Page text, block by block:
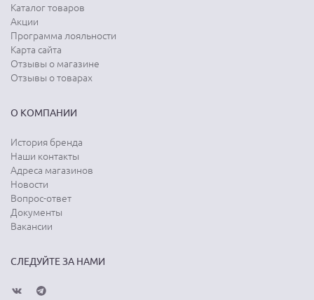
Каталог товаров
Акции
Программа лояльности
Карта сайта
Отзывы о магазине
Отзывы о товарах
О КОМПАНИИ
История бренда
Наши контакты
Адреса магазинов
Новости
Вопрос-ответ
Документы
Вакансии
СЛЕДУЙТЕ ЗА НАМИ